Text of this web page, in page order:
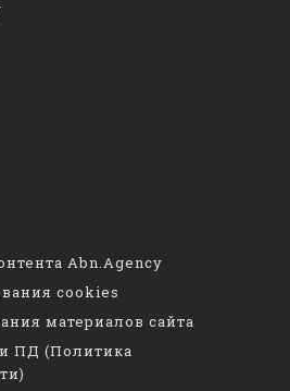
Abn.Agency
cookies
материалов сайта
ПД (Политика